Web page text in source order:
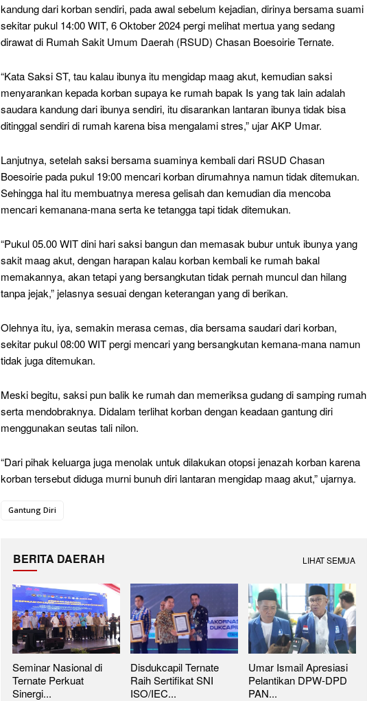
kandung dari korban sendiri, pada awal sebelum kejadian, dirinya bersama suami
sekitar pukul 14:00 WIT, 6 Oktober 2024 pergi melihat mertua yang sedang
dirawat di Rumah Sakit Umum Daerah (RSUD) Chasan Boesoirie Ternate.
“Kata Saksi ST, tau kalau ibunya itu mengidap maag akut, kemudian saksi
menyarankan kepada korban supaya ke rumah bapak Is yang tak lain adalah
saudara kandung dari ibunya sendiri, itu disarankan lantaran ibunya tidak bisa
ditinggal sendiri di rumah karena bisa mengalami stres,” ujar AKP Umar.
Lanjutnya, setelah saksi bersama suaminya kembali dari RSUD Chasan
Boesoirie pada pukul 19:00 mencari korban dirumahnya namun tidak ditemukan.
Sehingga hal itu membuatnya meresa gelisah dan kemudian dia mencoba
mencari kemanana-mana serta ke tetangga tapi tidak ditemukan.
“Pukul 05.00 WIT dini hari saksi bangun dan memasak bubur untuk ibunya yang
sakit maag akut, dengan harapan kalau korban kembali ke rumah bakal
memakannya, akan tetapi yang bersangkutan tidak pernah muncul dan hilang
tanpa jejak,” jelasnya sesuai dengan keterangan yang di berikan.
Olehnya itu, iya, semakin merasa cemas, dia bersama saudari dari korban,
sekitar pukul 08:00 WIT pergi mencari yang bersangkutan kemana-mana namun
tidak juga ditemukan.
Meski begitu, saksi pun balik ke rumah dan memeriksa gudang di samping rumah
serta mendobraknya. Didalam terlihat korban dengan keadaan gantung diri
menggunakan seutas tali nilon.
“Dari pihak keluarga juga menolak untuk dilakukan otopsi jenazah korban karena
korban tersebut diduga murni bunuh diri lantaran mengidap maag akut,” ujarnya.
Gantung Diri
BERITA DAERAH LIHAT SEMUA
Seminar Nasional di
Ternate Perkuat
Sinergi...
Disdukcapil Ternate
Raih Sertifikat SNI
ISO/IEC...
Umar Ismail Apresiasi
Pelantikan DPW-DPD
PAN...